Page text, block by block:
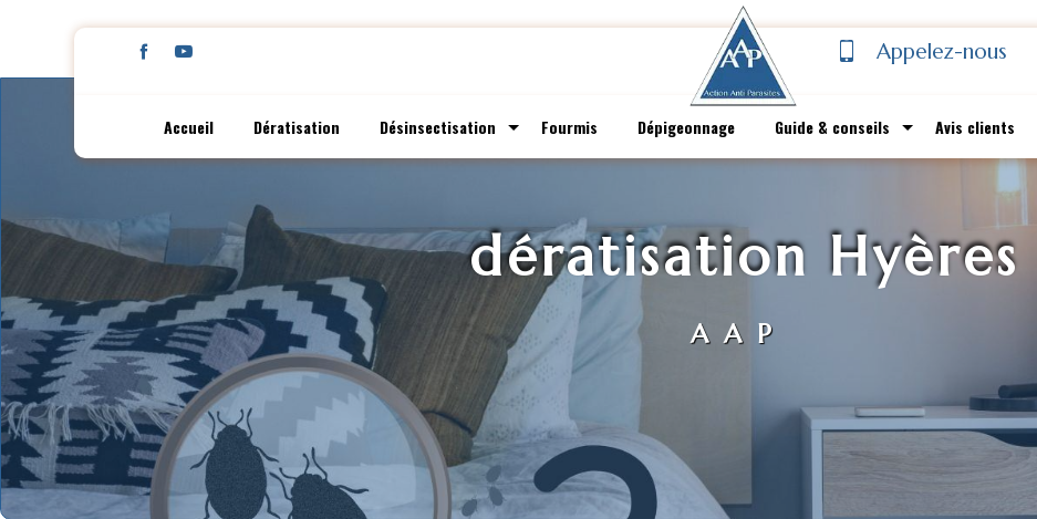
Appelez-nous
Accueil Dératisation Désinsectisation Fourmis Dépigeonnage Guide & conseils Avis clients
dératisation Hyères
AAP